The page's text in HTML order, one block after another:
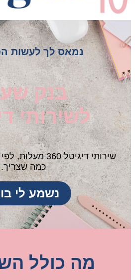
נמאס לך לעשות
בנק
לשירותי
שירותי דיגיטל
כמה שצריך.
נשמע לי
מה כולל